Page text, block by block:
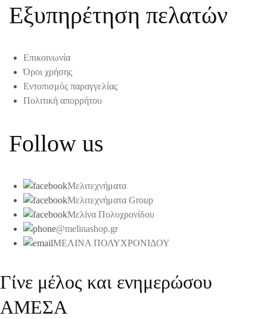
Εξυπηρέτηση πελατών
Επικοινωνία
Όροι χρήσης
Εντοπισμός παραγγελίας
Πολιτική απορρήτου
Follow us
Μελιτεχνήματα
Μελιτεχνήματα Group
Μελίνα Πολυχρονίδου
@melinashop.gr
ΜΕΛΙΝΑ ΠΟΛΥΧΡΟΝΙΔΟΥ
Γίνε μέλος και ενημερώσου
ΑΜΕΣΑ